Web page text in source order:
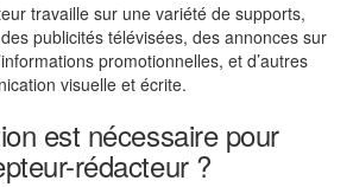
travaille sur une variété de supports,
publicités télévisées, des annonces sur
promotionnelles, et d’autres
visuelle et écrite.
est nécessaire pour
rédacteur ?